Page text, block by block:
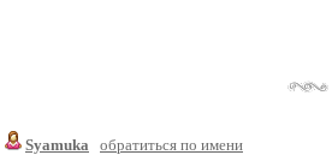
Syamuka
обратиться по имени